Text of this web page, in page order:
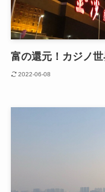
富の還元！カジノ
2022-06-08